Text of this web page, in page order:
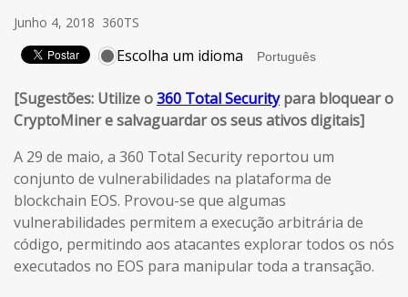
Junho 4, 2018 360TS
Escolha um idioma
[Sugestões: Utilize o360 Total Securitypara bloquear o
CryptoMiner e salvaguardar os seus ativos digitais]
A 29 de maio, a 360 Total Security reportou um
conjunto de vulnerabilidades na plataforma de
blockchain EOS. Provou-se que algumas
vulnerabilidades permitem a execução arbitrária de
código, permitindo aos atacantes explorar todos os nós
executados no EOS para manipular toda a transação.